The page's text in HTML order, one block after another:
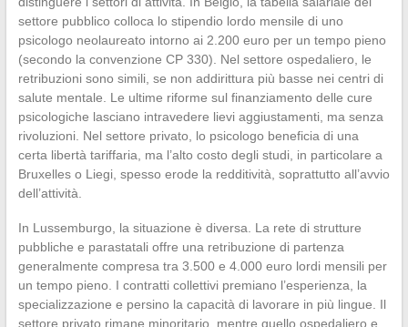
settore pubblico colloca lo stipendio lordo mensile di uno
psicologo neolaureato intorno ai 2.200 euro per un tempo pieno
(secondo la convenzione CP 330). Nel settore ospedaliero, le
retribuzioni sono simili, se non addirittura più basse nei centri di
salute mentale. Le ultime riforme sul finanziamento delle cure
psicologiche lasciano intravedere lievi aggiustamenti, ma senza
rivoluzioni. Nel settore privato, lo psicologo beneficia di una
certa libertà tariffaria, ma l’alto costo degli studi, in particolare a
Bruxelles o Liegi, spesso erode la redditività, soprattutto all’avvio
dell’attività.
In Lussemburgo, la situazione è diversa. La rete di strutture
pubbliche e parastatali offre una retribuzione di partenza
generalmente compresa tra 3.500 e 4.000 euro lordi mensili per
un tempo pieno. I contratti collettivi premiano l’esperienza, la
specializzazione e persino la capacità di lavorare in più lingue. Il
settore privato rimane minoritario, mentre quello ospedaliero e